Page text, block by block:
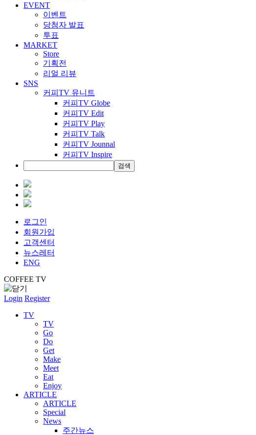
EVENT
이벤트
당첨자 발표
투표
MARKET
Store
기획전
리얼 리뷰
SNS
커피TV 유니트
커피TV Globe
커피TV Edit
커피TV Play
커피TV Talk
커피TV Jounnal
커피TV Inspire
검색
로그인
회원가입
고객센터
뉴스레터
ENG
COFFEE TV
Login Register
TV
TV
Go
Do
Get
Make
Meet
Eat
Enjoy
ARTICLE
ARTICLE
Special
News
주간뉴스